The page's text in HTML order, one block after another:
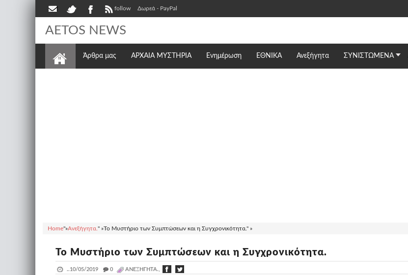
follow Δωρεά - PayPal
AETOS NEWS
Άρθρα μας ΑΡΧΑΙΑ ΜΥΣΤΗΡΙΑ Ενημέρωση ΕΘΝΙΚΆ Ανεξήγητα ΣΥΝΙΣΤΩΜΕΝΑ
Home"»Ανεξήγητα. " »Το Μυστήριο των Συμπτώσεων και η Συγχρονικότητα." »
Το Μυστήριο των Συμπτώσεων και η Συγχρονικότητα.
..10/05/2019 _ 0 ΑΝΕΞΉΓΗΤΑ.,